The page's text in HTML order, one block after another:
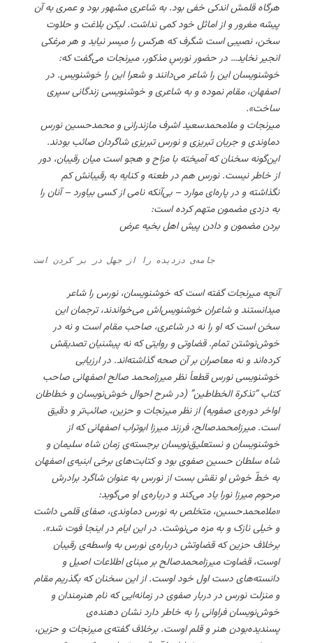
هرگاه قلمش اندکی خفی بود. به شاعری مشهور بود و عمری به آن
پیشه مغرور و از اماثل خود کمی نداشت. لیکن بلاغت و حلاوت
سخن، نصیبی است شگرف که هرکس را میسر نیاید و هر مرغکی
انجیر نخاید… در حضور نورسِ مذکور، میرنجات می‌گفت که:
خوشنویسان این را شاعر می‌دانند و شعرا این را خوشنویس. در
اصفهان، مقام نموده و به شاعری و خوشنویسی زندگانی سپری
ساخت».
میرنجات و ملامحمدسعید اشرف مازندرانی و محمدحسین نورس
دماوندی و جریان تبریزی و نورس تبریزی شاگردان صائب بودند.
این‌گونه سخنان که آمیخته با مزاح و هجو است میان رقیبان، دور
از خاطر نیست. نورس هم در طعنه و کنایه به رقیبانش کم
نگذاشته و در پاره‌ای موارد – بی‌آنکه نامی از کسی بیاورد – آنان را
به دزدی مضمون متهم کرده است:
بردن مضمون و دادن پیش اهل بخیه عرض
جامه‌ی دزدیده را از جهل در بر کردن است
آنچه میرنجات گفته است که خوشنویسان، نورس را شاعر
میدانستند و شاعران خوشنویس‌اش می‌خواندند، ترجمان این
سخن است که او را نه در شاعری، صاحب مقام است و نه در
خوش‌نوشتن تمام. قضاوتی و روایتی که نه پیشنیان تصدیقش
کرده‌اند و نه معاصران بر آن صحه گذاشته‌اند. در ارزیابی
خوشنویسی نورس قطعاً نظر میرزامحمد صالح اصفهانی صاحب
کتاب “تذکرة الخطاطین” (در شرح احوال خوش‌نویسان و خطاطان
اواخر دوره‌ی صفویه) از نظر میرنجات و حزین، صائب‌تر و دقیق
است. میرزامحمدصالح، فرزند میرزا ابوتراب اصفهانی که از
خوشنویسان و نستعلیق‌نویسان برجسته‌ی زمان شاه سلیمان و
شاه سلطان حسین صفوی بود و کتابت‌های برخی ابنیه‌ی اصفهان
به خطّ خوش او نقش بست از نورس به عنوان شاگرد برادرش
مرحوم میرزا نورا یاد می‌کند و درباره‌ی او می‌گوید:
«ملامحمدحسین، متخلص به نورس دماوندی، صفای قلمی داشت
و خیلی نازک و به مزه می‌نوشت. در این ایام در اینجا فوت شد».
برخلاف حزین که قضاوتش درباره‌ی نورس به واسطه‌ی رقیبان
اوست، قضاوت میرزامحمدصالح بر مبنای اطلاعات اصیل و
دانسته‌های دست اول خود اوست. از این سخنان که بگذریم مقام
و منزلت نورس در دربار صفوی در زمانه‌ایی که نام هنرمندان و
خوش‌نویسان فراوانی را به خاطر دارد نشان دهنده‌ی
پسندیده‌بودن هنر و قلم اوست. برخلاف گفته‌ی میرنجات و حزین،